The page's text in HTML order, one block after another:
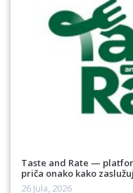
Taste and Rate —
priča onako kako
26 Jula, 2026